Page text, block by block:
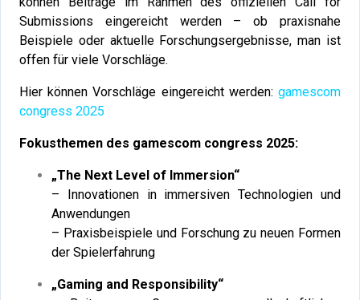
Submissions eingereicht werden – ob praxisnahe
Beispiele oder aktuelle Forschungsergebnisse, man ist
offen für viele Vorschläge.
Hier können Vorschläge eingereicht werden:gamescom
congress 2025
Fokusthemen des gamescom congress 2025:
„The Next Level of Immersion“
– Innovationen in immersiven Technologien und
Anwendungen
– Praxisbeispiele und Forschung zu neuen Formen
der Spielerfahrung
„Gaming and Responsibility“